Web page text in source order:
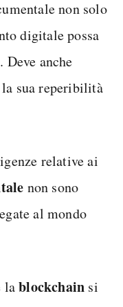
non solo
digitale possa
anche
la sua reperibilità
relative ai
non sono
al mondo
lablockchain si